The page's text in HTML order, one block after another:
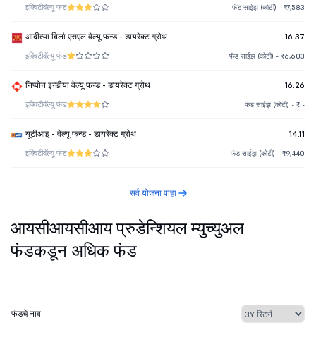
इक्विटीवॅल्यू फंड फंड साईझ (कोटी) - ₹7,583
आदीत्या बिर्ला एसएल वेल्यू फन्ड - डायरेक्ट ग्रोथ 16.37
इक्विटीवॅल्यू फंड फंड साईझ (कोटी) - ₹6,603
निप्पोन इन्डीया वेल्यू फन्ड - डायरेक्ट ग्रोथ 16.26
इक्विटीवॅल्यू फंड फंड साईझ (कोटी) - ₹ -
यूटीआइ - वेल्यू फन्ड - डायरेक्ट ग्रोथ 14.11
इक्विटीवॅल्यू फंड फंड साईझ (कोटी) - ₹9,440
सर्व योजना पाहा
आयसीआयसीआय प्रुडेन्शियल म्युच्युअल
फंडकडून अधिक फंड
फंडचे नाव